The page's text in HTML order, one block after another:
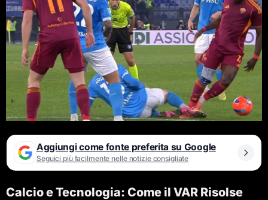
Aggiungi come fonte preferita su Google
Seguici più facilmente nelle notizie consigliate
Calcio e Tecnologia: Come il VAR Risolse